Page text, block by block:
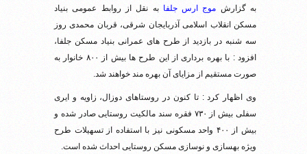
به گزارش موج ارس جلفا به نقل از روابط عمومی بنیاد
مسکن انقلاب اسلامی آذربایجان شرقی، قربان محمدی روز
سه شنبه در بازدید از طرح های عمرانی بنیاد مسکن جلفا،
افزود : با بهره برداری از این طرح ها بیش از ۸۰۰ خانوار به
صورت مستقیم از مزایای آن بهره مند خواهند شد.
وی اظهار کرد : تا کنون در روستاهای دوزال، زاویه و ایری
سفلی بیش از ۷۳۰ فقره سند مالکیت روستایی صادر شده و
بیش از ۴۰۰ واحد مسکونی نیز با استفاده از تسهیلات طرح
ویژه بهسازی و نوسازی مسکن روستایی احداث شده است.